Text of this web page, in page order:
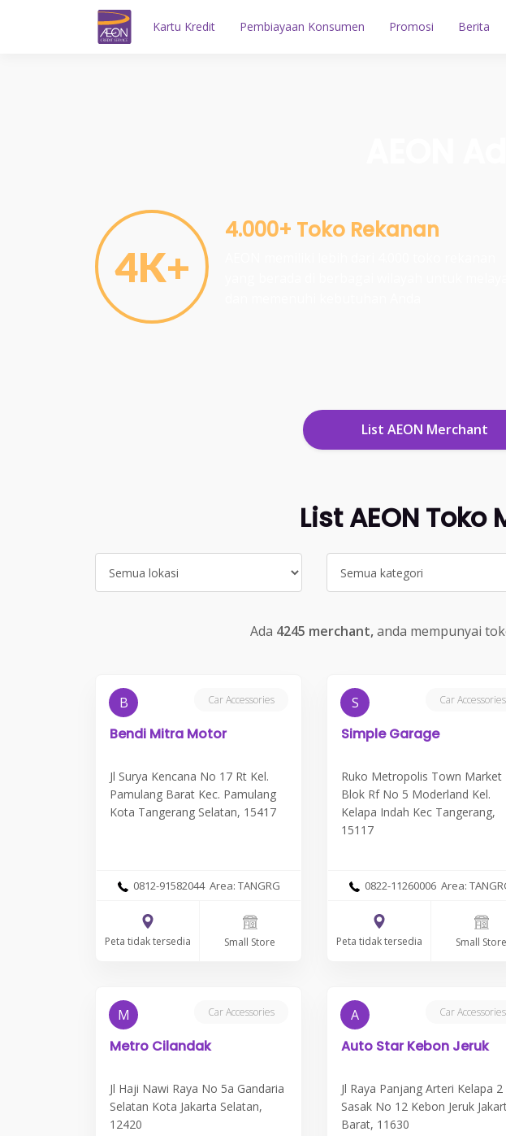
Kartu Kredit Pembiayaan Konsumen Promosi Berita
4K+
4.000+ Toko Rekanan
List AEON Merchant
List AEON
Ada 4245 merchant,anda mempunyai
B Car Accessories
Bendi Mitra Motor
Jl Surya Kencana No 17 Rt Kel.
Pamulang Barat Kec. Pamulang
Kota Tangerang Selatan, 15417
0812-91582044 Area: TANGRG
Peta tidak tersedia Small Store
S Car Accessories
Simple Garage
Ruko Metropolis Town Market
Blok Rf No 5 Moderland Kel.
Kelapa Indah Kec Tangerang,
15117
0822-11260006 Area:
Peta tidak tersedia Small Store
M Car Accessories
Metro Cilandak
Jl Haji Nawi Raya No 5a Gandaria
Selatan Kota Jakarta Selatan,
12420
A Car Accessories
Auto Star Kebon Jeruk
Jl Raya Panjang Arteri Kelapa 2
Sasak No 12 Kebon Jeruk
Barat, 11630